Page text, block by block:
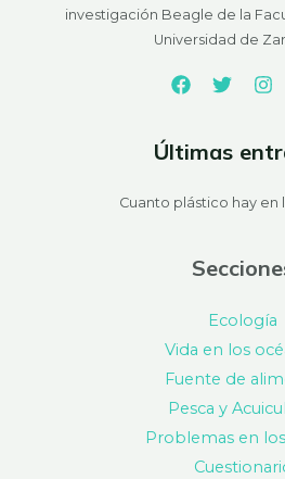
investigación Beagle de la
Universidad de
Últimas
Cuanto plástico hay en
Ecología
Vida en los
Fuente de
Pesca y
Problemas en